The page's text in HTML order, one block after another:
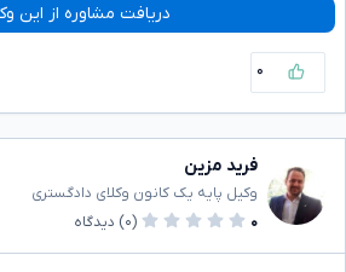
دریافت مشاوره از این
۰
فرید مزین
وکیل پایه یک کانون وکلای دادگستری
۰
(۰) دیدگاه